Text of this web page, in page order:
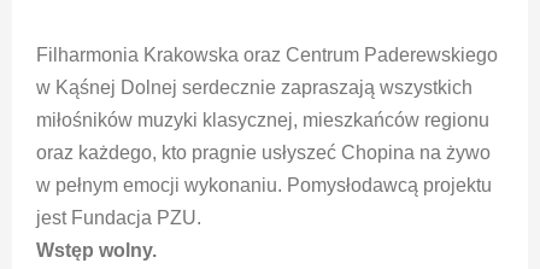
Filharmonia Krakowska oraz Centrum Paderewskiego
w Kąśnej Dolnej serdecznie zapraszają wszystkich
miłośników muzyki klasycznej, mieszkańców regionu
oraz każdego, kto pragnie usłyszeć Chopina na żywo
w pełnym emocji wykonaniu. Pomysłodawcą projektu
jest Fundacja PZU.
Wstęp wolny.